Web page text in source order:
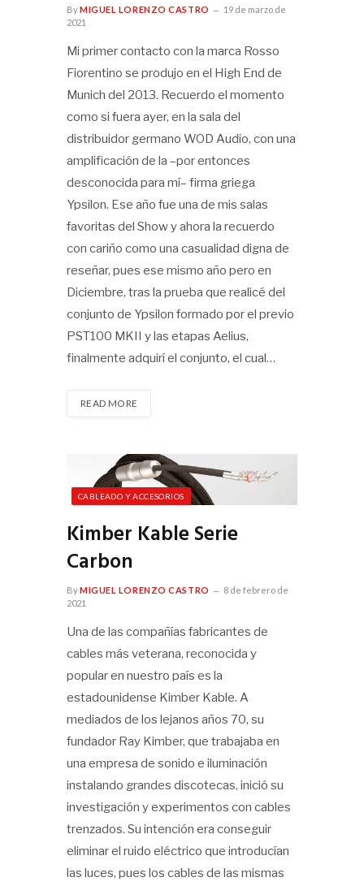
ByMIGUEL LORENZO CASTRO
19 de marzo de
2021
Mi primer contacto con la marca Rosso
Fiorentino se produjo en el High End de
Munich del 2013. Recuerdo el momento
como si fuera ayer, en la sala del
distribuidor germano WOD Audio, con una
amplificación de la –por entonces
desconocida para mí– firma griega
Ypsilon. Ese año fue una de mis salas
favoritas del Show y ahora la recuerdo
con cariño como una casualidad digna de
reseñar, pues ese mismo año pero en
Diciembre, tras la prueba que realicé del
conjunto de Ypsilon formado por el previo
PST100 MKII y las etapas Aelius,
finalmente adquirí el conjunto, el cual…
READ MORE
CABLEADO Y ACCESORIOS
Kimber Kable Serie
Carbon
ByMIGUEL LORENZO CASTRO
8 de febrero de
2021
Una de las compañías fabricantes de
cables más veterana, reconocida y
popular en nuestro país es la
estadounidense Kimber Kable. A
mediados de los lejanos años 70, su
fundador Ray Kimber, que trabajaba en
una empresa de sonido e iluminación
instalando grandes discotecas, inició su
investigación y experimentos con cables
trenzados. Su intención era conseguir
eliminar el ruido eléctrico que introducían
las luces, pues los cables de las mismas